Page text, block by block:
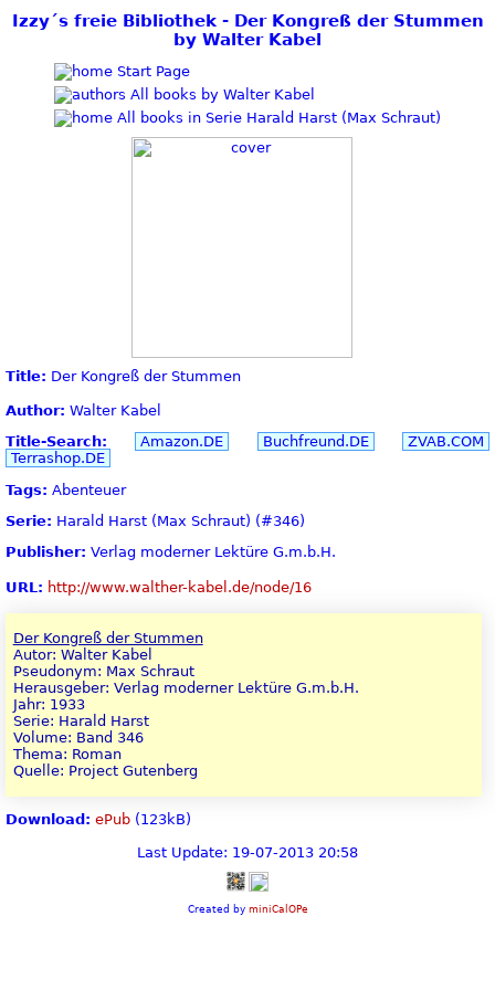
Izzy´s freie Bibliothek - Der Kongreß der Stummen
by Walter Kabel
Start Page
All books by Walter Kabel
All books in Serie Harald Harst (Max Schraut)
Title: Der Kongreß der Stummen
Author: Walter Kabel
Title-Search:
Amazon.DE Buchfreund.DE
ZVAB.COM
Terrashop.DE
Tags: Abenteuer
Serie: Harald Harst (Max Schraut) (#346)
Publisher: Verlag moderner Lektüre G.m.b.H.
URL: http://www.walther-kabel.de/node/16
Der Kongreß der Stummen
Autor: Walter Kabel
Pseudonym: Max Schraut
Herausgeber: Verlag moderner Lektüre G.m.b.H.
Jahr: 1933
Serie: Harald Harst
Volume: Band 346
Thema: Roman
Quelle: Project Gutenberg
Download: ePub (123kB)
Last Update: 19-07-2013 20:58
Created by miniCalOPe